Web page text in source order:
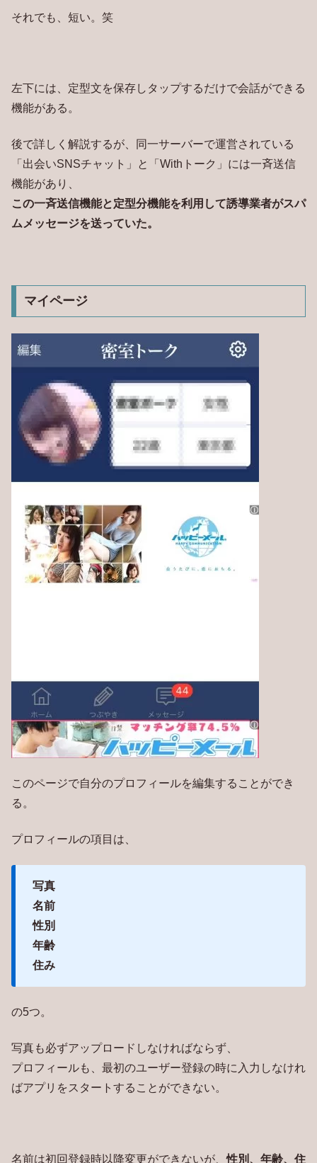
それでも、短い。笑
左下には、定型文を保存しタップするだけで会話ができる
機能がある。
後で詳しく解説するが、同一サーバーで運営されている
「出会いSNSチャット」と「Withトーク」には一斉送信
機能があり、
この一斉送信機能と定型分機能を利用して誘導業者がスパ
ムメッセージを送っていた。
マイページ
このページで自分のプロフィールを編集することができ
る。
プロフィールの項目は、
写真
名前
性別
年齢
住み
の5つ。
写真も必ずアップロードしなければならず、
プロフィールも、最初のユーザー登録の時に入力しなけれ
ばアプリをスタートすることができない。
名前は初回登録時以降変更ができないが、性別、年齢、住